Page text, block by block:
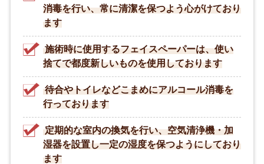
消毒を行い、常に清潔を保つよう心がけており
ます
施術時に使用するフェイスペーパーは、使い
捨てで都度新しいものを使用しております
待合やトイレなどこまめにアルコール消毒を
行っております
定期的な室内の換気を行い、空気清浄機・加
湿器を設置し一定の湿度を保つようにしており
ます